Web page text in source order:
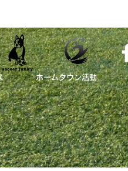
ホームタウン活動
せ決定
クラブ